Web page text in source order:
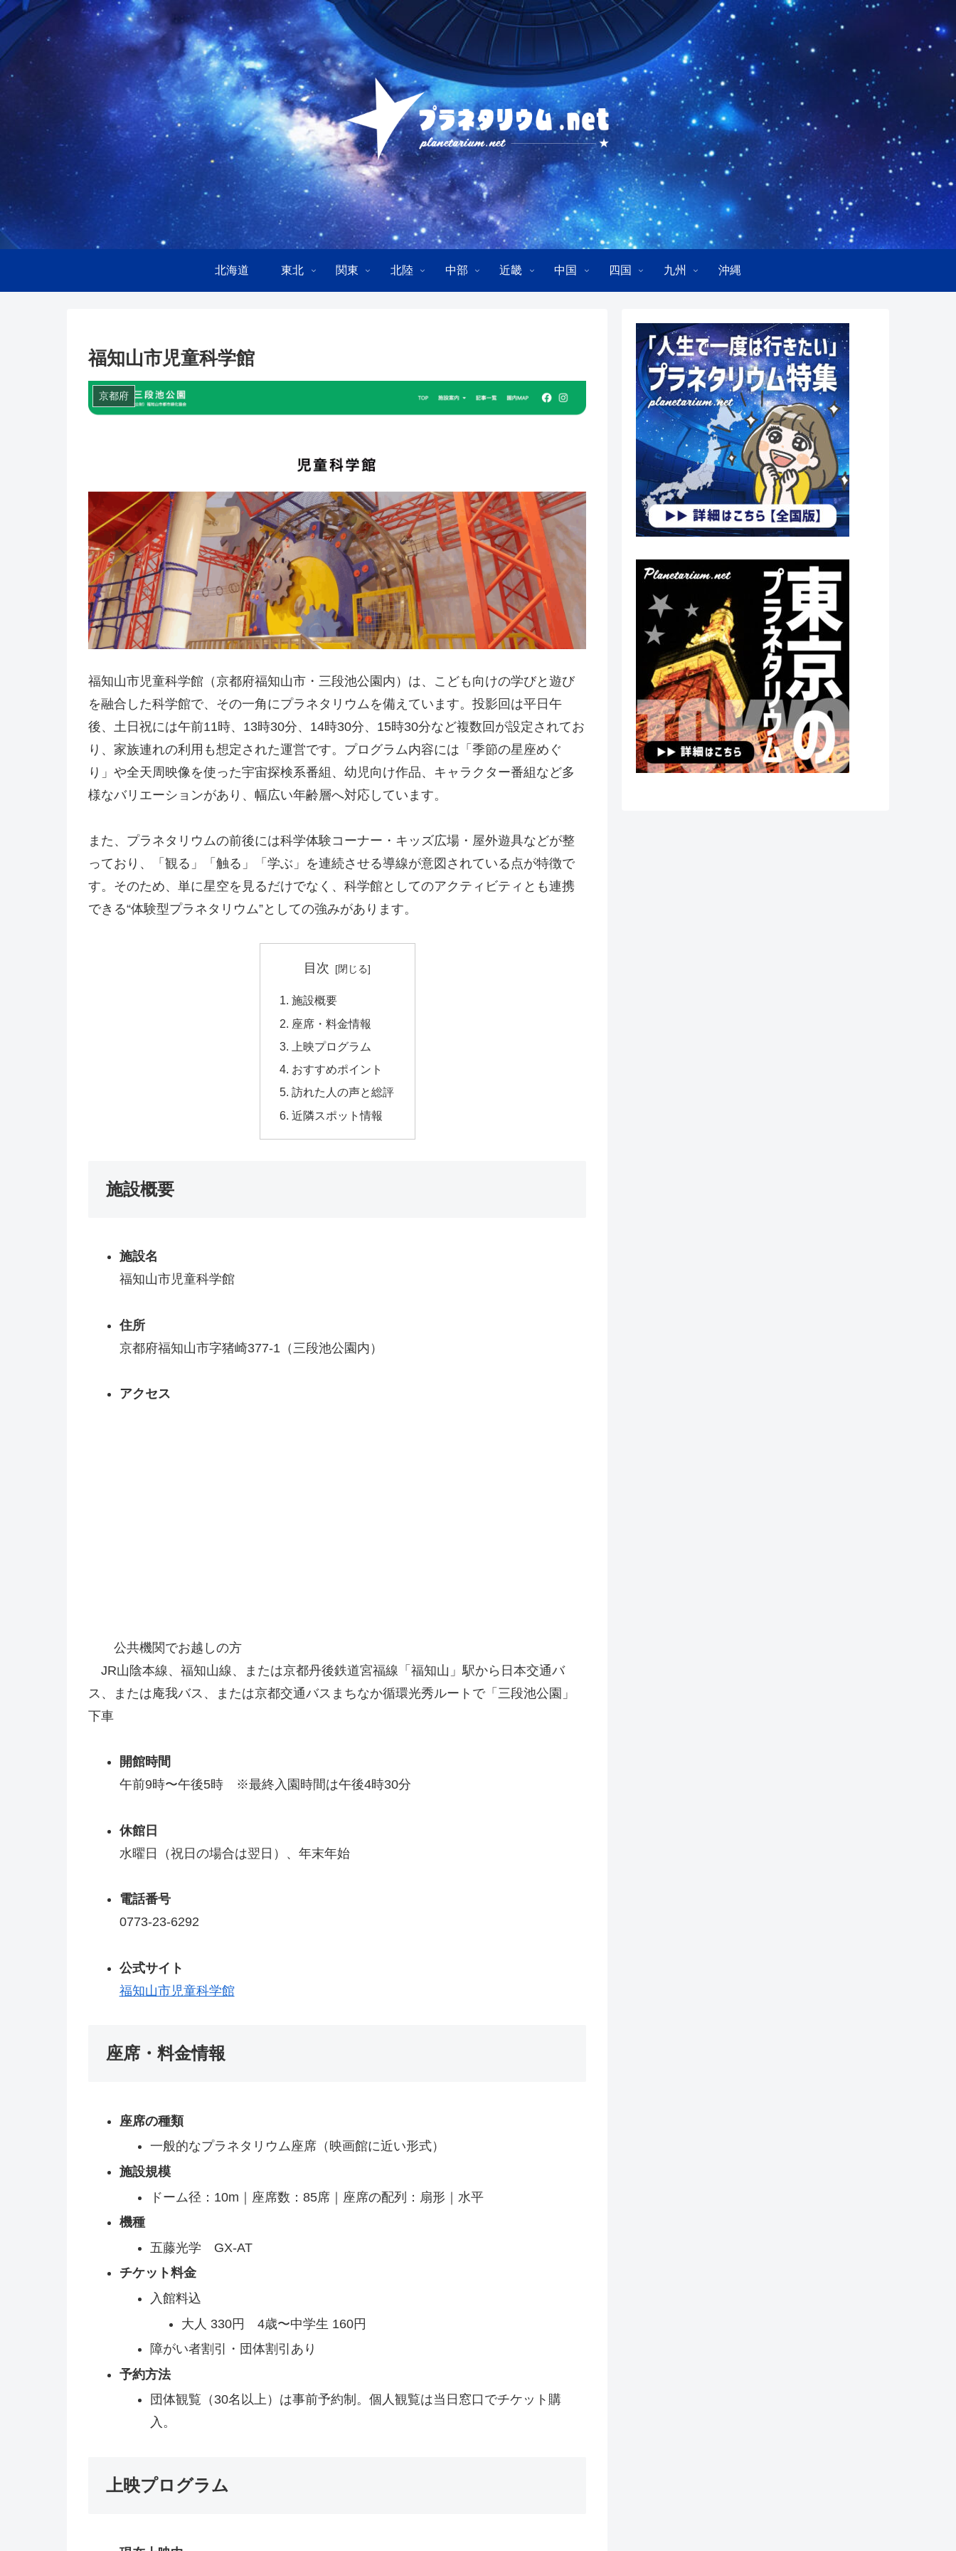
北海道 東北 関東 北陸 中部 近畿 中国 四国 九州 沖縄
福知山市児童科学館
京都府
福知山市児童科学館（京都府福知山市・三段池公園内）は、こども向けの学びと遊び
を融合した科学館で、その一角にプラネタリウムを備えています。投影回は平日午
後、土日祝には午前11時、13時30分、14時30分、15時30分など複数回が設定されてお
り、家族連れの利用も想定された運営です。プログラム内容には「季節の星座めぐ
り」や全天周映像を使った宇宙探検系番組、幼児向け作品、キャラクター番組など多
様なバリエーションがあり、幅広い年齢層へ対応しています。
また、プラネタリウムの前後には科学体験コーナー・キッズ広場・屋外遊具などが整
っており、「観る」「触る」「学ぶ」を連続させる導線が意図されている点が特徴で
す。そのため、単に星空を見るだけでなく、科学館としてのアクティビティとも連携
できる“体験型プラネタリウム”としての強みがあります。
目次
施設概要
座席・料金情報
上映プログラム
おすすめポイント
訪れた人の声と総評
近隣スポット情報
施設概要
施設名
福知山市児童科学館
住所
京都府福知山市字猪崎377-1（三段池公園内）
アクセス
公共機関でお越しの方
JR山陰本線、福知山線、または京都丹後鉄道宮福線「福知山」駅から日本交通バ
ス、または庵我バス、または京都交通バスまちなか循環光秀ルートで「三段池公園」
下車
開館時間
午前9時〜午後5時 ※最終入園時間は午後4時30分
休館日
水曜日（祝日の場合は翌日）、年末年始
電話番号
0773-23-6292
公式サイト
福知山市児童科学館
座席・料金情報
座席の種類
一般的なプラネタリウム座席（映画館に近い形式）
施設規模
ドーム径：10m｜座席数：85席｜座席の配列：扇形｜水平
機種
五藤光学 GX-AT
チケット料金
入館料込
大人 330円 4歳〜中学生 160円
障がい者割引・団体割引あり
予約方法
団体観覧（30名以上）は事前予約制。個人観覧は当日窓口でチケット購
入。
上映プログラム